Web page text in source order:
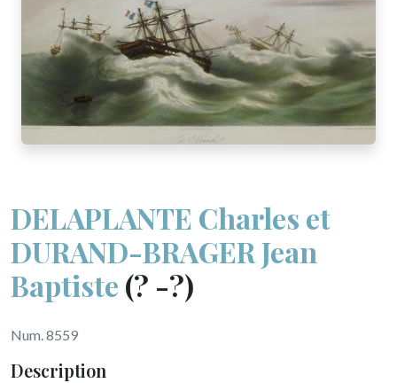
DELAPLANTE Charles et
DURAND-BRAGER Jean
Baptiste (? -?)
Num. 8559
Description